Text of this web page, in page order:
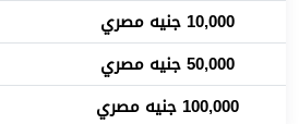
10,000 جنيه مصري
50,000 جنيه مصري
100,000 جنيه مصري